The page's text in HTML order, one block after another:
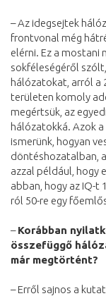
– Az idegsejtek
frontvonal még
elérni. Ez a mostani
sokféleségéről
hálózatokat, arról a
területen komoly
megértsük, az
hálózatokká. Azok
ismerünk, hogyan
döntéshozatalban,
azzal például, hogy
abban, hogy az IQ-t
ról 50-re egy
–Korábban
összefüggő
már megtörtént?
– Erről sajnos a